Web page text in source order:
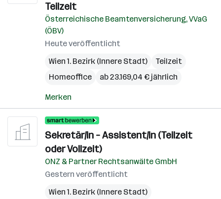
Teilzeit
Österreichische Beamtenversicherung, VVaG
(ÖBV)
Heute veröffentlicht
Wien 1. Bezirk (Innere Stadt)
Teilzeit
Homeoffice
ab 23.169,04 € jährlich
Merken
Sekretär/in – Assistent/in (Teilzeit
oder Vollzeit)
ONZ & Partner Rechtsanwälte GmbH
Gestern veröffentlicht
Wien 1. Bezirk (Innere Stadt)